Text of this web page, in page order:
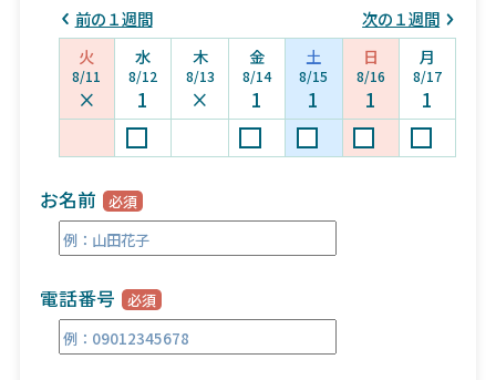
前の１週間
次の１週間
火
8/11
×
水
8/12
1
木
8/13
×
金
8/14
1
土
8/15
1
日
8/16
1
月
8/17
1
お名前
電話番号